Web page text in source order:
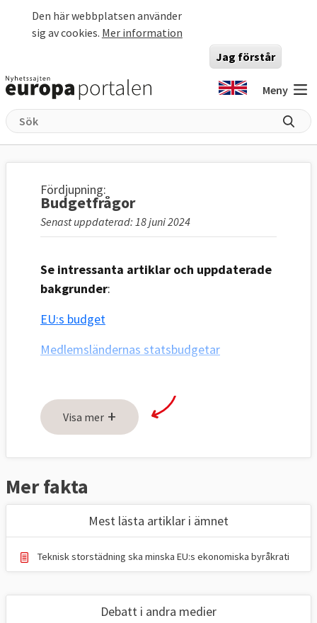
Den här webbplatsen använder
sig av cookies. Mer information
Jag förstår
Meny
Fördjupning:
Budgetfrågor
Senast uppdaterad: 18 juni 2024
Se intressanta artiklar och uppdaterade
bakgrunder:
EU:s budget
Medlemsländernas statsbudgetar
Visa mer +
Mer fakta
Mest lästa artiklar i ämnet
Teknisk storstädning ska minska EU:s ekonomiska byråkrati
Debatt i andra medier